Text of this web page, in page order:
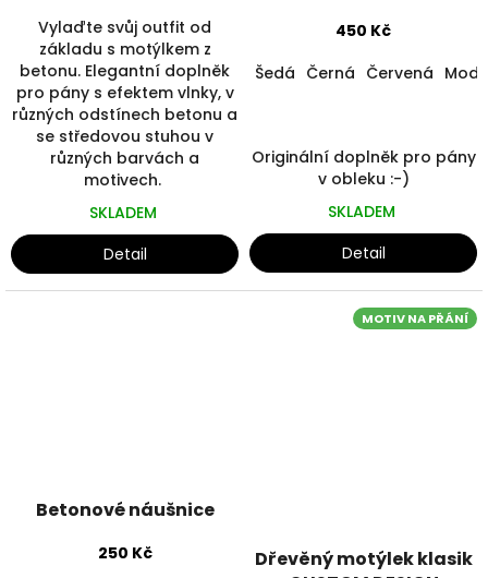
Vylaďte svůj outfit od
základu s motýlkem z
betonu. Elegantní doplněk
pro pány s efektem vlnky, v
různých odstínech betonu a
se středovou stuhou v
různých barvách a
motivech.
SKLADEM
Detail
450 Kč
Šedá Černá Červená
Originální doplněk pro pány
v obleku :-)
SKLADEM
Detail
Betonové náušnice
250 Kč
MOTIV NA PŘÁNÍ
Dřevěný motýlek klasik